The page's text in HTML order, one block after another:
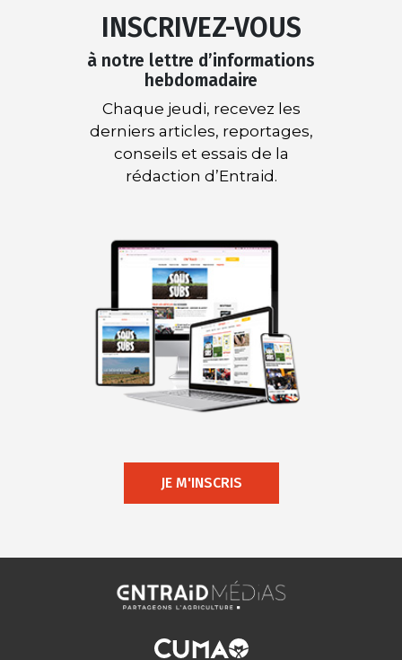
INSCRIVEZ-VOUS
à notre lettre d’informations
hebdomadaire
Chaque jeudi, recevez les
derniers articles, reportages,
conseils et essais de la
rédaction d’Entraid.
JE M'INSCRIS